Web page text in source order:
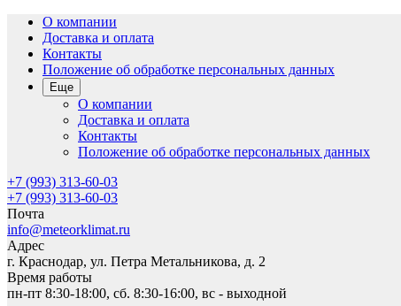
О компании
Доставка и оплата
Контакты
Положение об обработке персональных данных
Еще
О компании
Доставка и оплата
Контакты
Положение об обработке персональных данных
+7 (993) 313-60-03
+7 (993) 313-60-03
Почта
info@meteorklimat.ru
Адрес
г. Краснодар, ул. Петра Метальникова, д. 2
Время работы
пн-пт 8:30-18:00, сб. 8:30-16:00, вс - выходной